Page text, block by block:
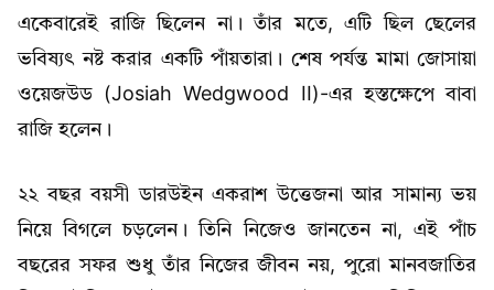
একেবারেই রাজি ছিলেন না। তাঁর মতে, এটি ছিল ছেলের
ভবিষ্যৎ নষ্ট করার একটি পাঁয়তারা। শেষ পর্যন্ত মামা জোসায়া
ওয়েজউড (Josiah Wedgwood II)-এর হস্তক্ষেপে বাবা
রাজি হলেন।
২২ বছর বয়সী ডারউইন একরাশ উত্তেজনা আর সামান্য ভয়
নিয়ে বিগলে চড়লেন। তিনি নিজেও জানতেন না, এই পাঁচ
বছরের সফর শুধু তাঁর নিজের জীবন নয়, পুরো মানবজাতির